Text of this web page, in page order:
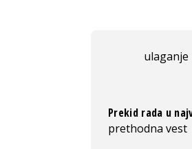
ulaganje
Prekid rada u
prethodna vest